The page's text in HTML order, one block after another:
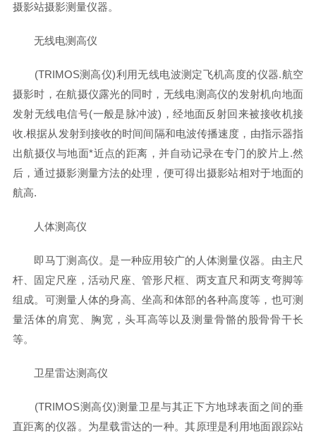
摄影站摄影测量仪器。
无线电测高仪
(TRIMOS测高仪)利用无线电波测定飞机高度的仪器.航空
摄影时，在航摄仪露光的同时，无线电测高仪的发射机向地面
发射无线电信号(一般是脉冲波)，经地面反射回来被接收机接
收.根据从发射到接收的时间间隔和电波传播速度，由指示器指
出航摄仪与地面*近点的距离，并自动记录在专门的胶片上.然
后，通过摄影测量方法的处理，便可得出摄影站相对于地面的
航高.
人体测高仪
即马丁测高仪。是一种应用较广的人体测量仪器。由主尺
杆、固定尺座，活动尺座、管形尺框、两支直尺和两支弯脚等
组成。可测量人体的身高、坐高和体部的各种高度等，也可测
量活体的肩宽、胸宽，头耳高等以及测量骨骼的股骨骨干长
等。
卫星雷达测高仪
(TRIMOS测高仪)测量卫星与其正下方地球表面之间的垂
直距离的仪器。为星载雷达的一种。其原理是利用地面跟踪站